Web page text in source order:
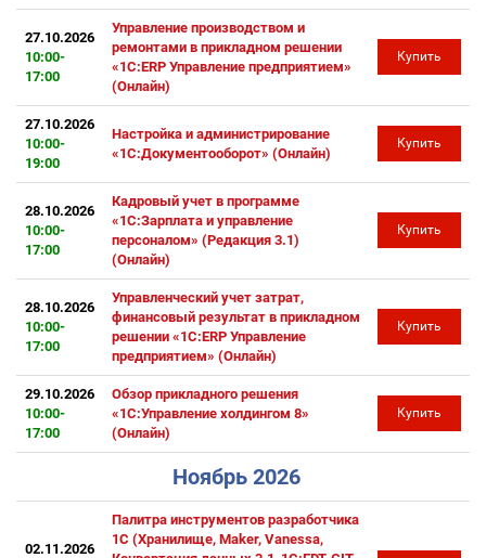
27.10.2026
10:00-
17:00
Управление производством и
ремонтами в прикладном решении
«1С:ERP Управление предприятием»
(Онлайн)
Купить
27.10.2026
10:00-
19:00
Настройка и администрирование
«1С:Документооборот» (Онлайн)
Купить
28.10.2026
10:00-
17:00
Кадровый учет в программе
«1С:Зарплата и управление
персоналом» (Редакция 3.1)
(Онлайн)
Купить
28.10.2026
10:00-
17:00
Управленческий учет затрат,
финансовый результат в прикладном
решении «1С:ERP Управление
предприятием» (Онлайн)
Купить
29.10.2026
10:00-
17:00
Обзор прикладного решения
«1С:Управление холдингом 8»
(Онлайн)
Купить
Ноябрь 2026
02.11.2026
Палитра инструментов разработчика
1С (Хранилище, Maker, Vanessa,